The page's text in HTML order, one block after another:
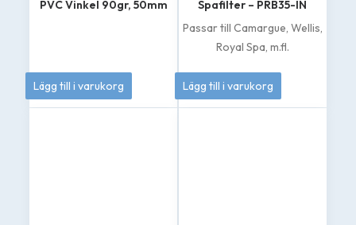
PVC Vinkel 90gr, 50mm
70kr
Lägg till i varukorg
Spafilter – PRB35-IN
Passar till Camargue, Wellis,
Royal Spa, m.fl.
439kr
Lägg till i varukorg